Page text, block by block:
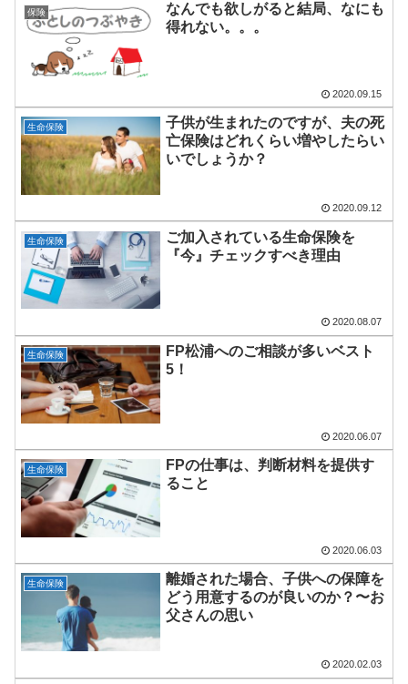
保険
なんでも欲しがると結局、なにも
得れない。。。
2020.09.15
生命保険
子供が生まれたのですが、夫の死
亡保険はどれくらい増やしたらい
いでしょうか？
2020.09.12
生命保険
ご加入されている生命保険を
『今』チェックすべき理由
2020.08.07
生命保険
FP松浦へのご相談が多いベスト
5！
2020.06.07
生命保険
FPの仕事は、判断材料を提供す
ること
2020.06.03
生命保険
離婚された場合、子供への保障を
どう用意するのが良いのか？〜お
父さんの思い
2020.02.03